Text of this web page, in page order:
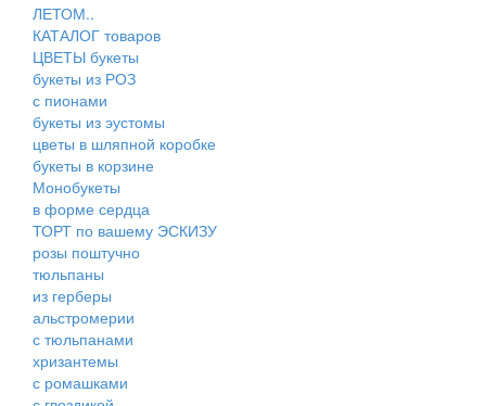
ЛЕТОМ..
КАТАЛОГ товаров
ЦВЕТЫ букеты
букеты из РОЗ
с пионами
букеты из эустомы
цветы в шляпной коробке
букеты в корзине
Монобукеты
в форме сердца
ТОРТ по вашему ЭСКИЗУ
розы поштучно
тюльпаны
из герберы
альстромерии
с тюльпанами
хризантемы
с ромашками